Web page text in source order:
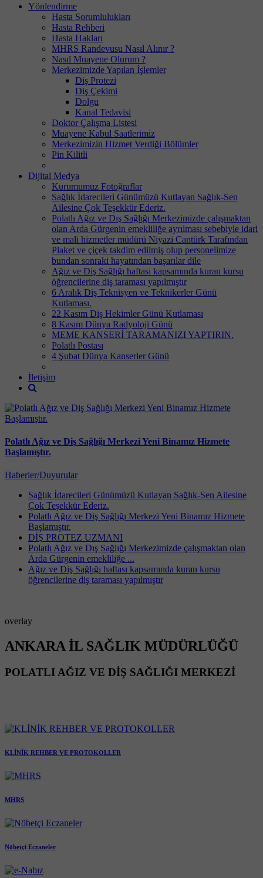
Yönlendirme
Hasta Sorumlulukları
Hasta Rehberi
Hasta Hakları
MHRS Randevusu Nasıl Alınır ?
Nasıl Muayene Olurum ?
Merkezimizde Yapılan İşlemler
Diş Protezi
Diş Çekimi
Dolgu
Kanal Tedavisi
Doktor Çalışma Listesi
Muayene Kabul Saatlerimiz
Merkezimizin Hizmet Verdiği Bölümler
Pin Kilitli
Dijital Medya
Kurumumuz Fotoğraflar
Sağlık İdarecileri Günümüzü Kutlayan Sağlık-Sen
Ailesine Çok Teşekkür Ederiz.
Polatlı Ağız ve Dış Sağlığı Merkezimizde çalışmaktan
olan Arda Gürgenin emekliliğe ayrılması sebebiyle idari
ve mali hizmetler müdürü Niyazi Cantürk Tarafından
Plaket ve çiçek takdim edilmiş olup personelimize
bundan sonraki hayatından başarılar dile
Ağız ve Diş Sağlığı haftası kapsamında kuran kursu
öğrencilerine diş taraması yapılmıştır
6 Aralık Diş Teknisyen ve Teknikerler Günü
Kutlaması.
22 Kasım Diş Hekimler Günü Kutlaması
8 Kasım Dünya Radyoloji Günü
MEME KANSERİ TARAMANIZI YAPTIRIN.
Polatlı Postası
4 Şubat Dünya Kanserler Günü
İletişim
Polatlı Ağız ve Diş Sağlığı Merkezi Yeni Binamız Hizmete
Başlamıştır.
Haberler/Duyurular
Sağlık İdarecileri Günümüzü Kutlayan Sağlık-Sen Ailesine
Çok Teşekkür Ederiz.
Polatlı Ağız ve Diş Sağlığı Merkezi Yeni Binamız Hizmete
Başlamıştır.
DİŞ PROTEZ UZMANI
Polatlı Ağız ve Dış Sağlığı Merkezimizde çalışmaktan olan
Arda Gürgenin emekliliğe ...
Ağız ve Diş Sağlığı haftası kapsamında kuran kursu
öğrencilerine diş taraması yapılmıştır
overlay
ANKARA İL SAĞLIK MÜDÜRLÜĞÜ
POLATLI AĞIZ VE DİŞ SAĞLIĞI MERKEZİ
KLİNİK REHBER VE PROTOKOLLER
MHRS
Nöbetçi Eczaneler